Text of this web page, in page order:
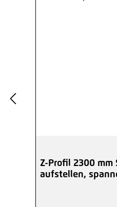
Z-Profil 2300 mm
aufstellen,